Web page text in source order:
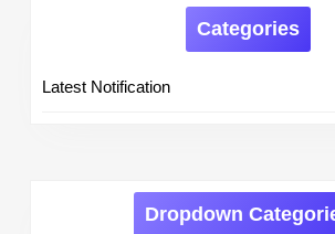
Categories
Latest Notification
Dropdown